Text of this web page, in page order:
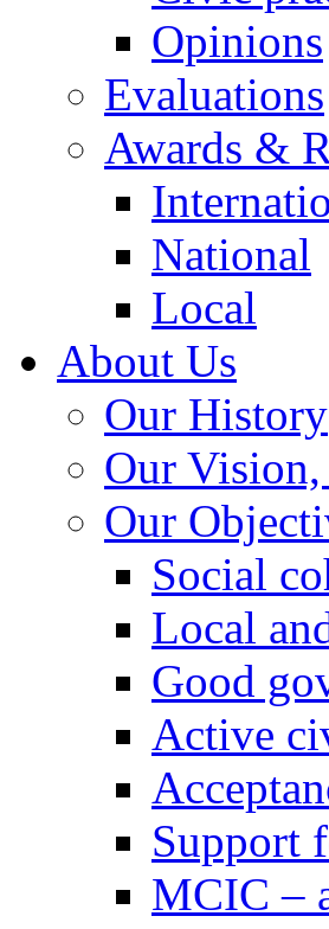
Opinions
Evaluations
Awards &
National
Local
About Us
Our History
Our
Our
Social
Local
Good
Active
Support
MCIC –